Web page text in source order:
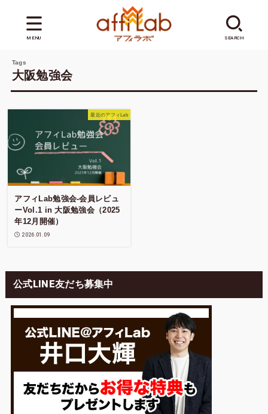
SEARCH
MENU
大阪勉強会
最近のアフィLab
アフィLab勉強会-会員レビュ
ーVol.1 in 大阪勉強会（2025
年12月開催）
2026.01.09
公式LINE友だち募集中